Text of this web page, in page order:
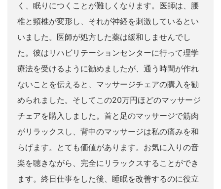
く、眠りにつくことが難しくなります。医師は、腰
椎と頸椎が変形し、それが神経を刺激しているとい
いました。医師が処方した薬は緩和しませんでし
た。彼はリハビリテーションセンターに行って理学
療法を受けるように勧めましたが、通う時間が作れ
ないことを伝えると、マッサージチェアの購入を勧
められました。そしてこの20万円ほどのマッサージ
チェアを購入しました。首と足のマッサージで筋肉
がリラックスし、背中のマッサージは私の痛みを和
らげます。とても価値があります。お気に入りの音
楽を聴きながら、完全にリラックスすることができ
ます。終日仕事をした後、睡眠を改善するのに役立